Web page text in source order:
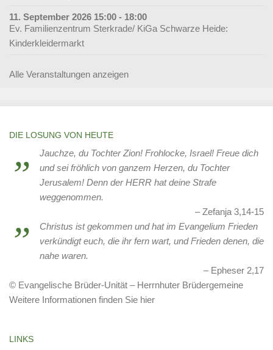
11. September 2026 15:00 - 18:00
Ev. Familienzentrum Sterkrade/ KiGa Schwarze Heide:
Kinderkleidermarkt
Alle Veranstaltungen anzeigen
DIE LOSUNG VON HEUTE
Jauchze, du Tochter Zion! Frohlocke, Israel! Freue dich
und sei fröhlich von ganzem Herzen, du Tochter
Jerusalem! Denn der HERR hat deine Strafe
weggenommen.
Zefanja 3,14-15
Christus ist gekommen und hat im Evangelium Frieden
verkündigt euch, die ihr fern wart, und Frieden denen, die
nahe waren.
Epheser 2,17
© Evangelische Brüder-Unität – Herrnhuter Brüdergemeine
Weitere Informationen finden Sie hier
LINKS